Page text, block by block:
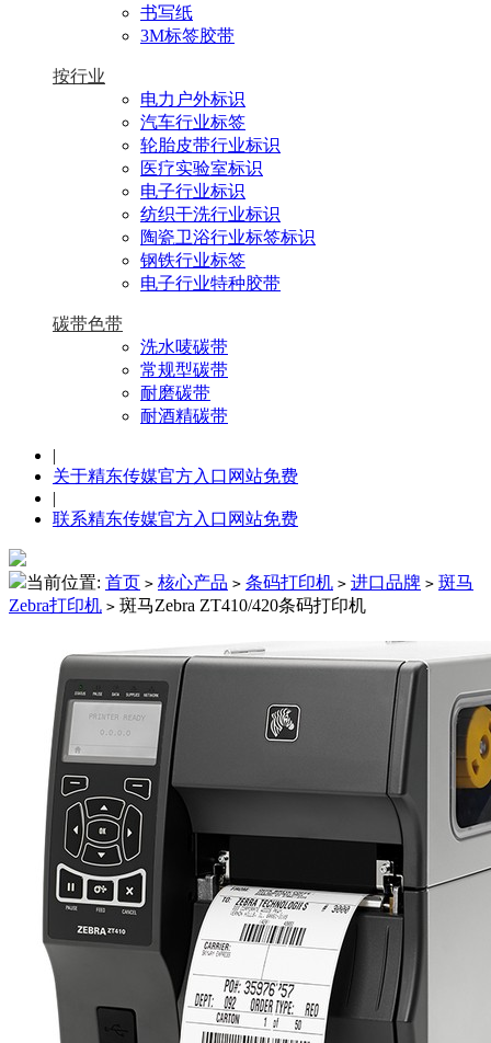
书写纸
3M标签胶带
按行业
电力户外标识
汽车行业标签
轮胎皮带行业标识
医疗实验室标识
电子行业标识
纺织干洗行业标识
陶瓷卫浴行业标签标识
钢铁行业标签
电子行业特种胶带
碳带色带
洗水唛碳带
常规型碳带
耐磨碳带
耐酒精碳带
|
关于精东传媒官方入口网站免费
|
联系精东传媒官方入口网站免费
当前位置: 首页 > 核心产品 > 条码打印机 > 进口品牌 > 斑马
Zebra打印机 > 斑马Zebra ZT410/420条码打印机